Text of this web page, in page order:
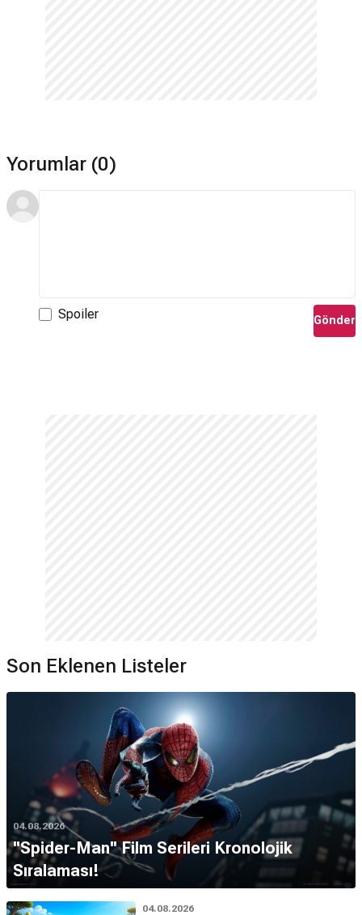
Yorumlar (0)
Spoiler Gönder
Son Eklenen Listeler
04.08.2026
''Spider-Man'' Film Serileri Kronolojik
Sıralaması!
04.08.2026